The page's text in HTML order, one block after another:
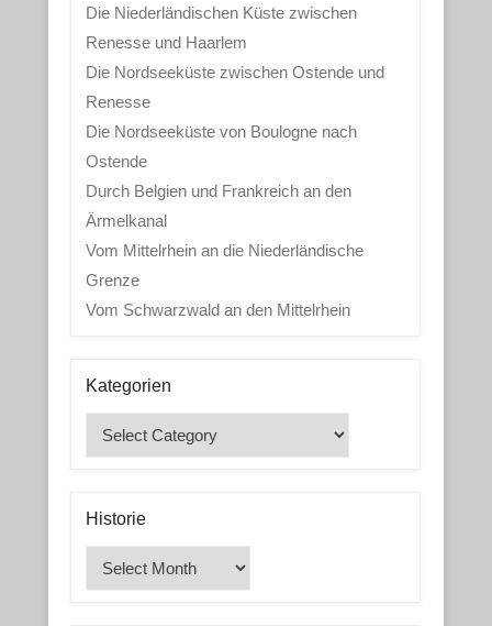
Die Niederländischen Küste zwischen
Renesse und Haarlem
Die Nordseeküste zwischen Ostende und
Renesse
Die Nordseeküste von Boulogne nach
Ostende
Durch Belgien und Frankreich an den
Ärmelkanal
Vom Mittelrhein an die Niederländische
Grenze
Vom Schwarzwald an den Mittelrhein
Kategorien
Kategorien
Historie
Historie